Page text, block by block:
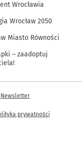
Wrocławia
Wrocław 2050
Miasto Równości
– zaadoptuj
Newsletter
prywatności